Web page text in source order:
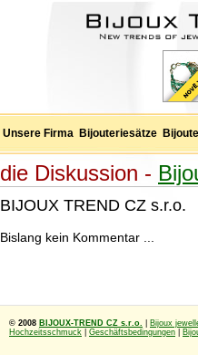
Unsere Firma Bijouteriesätze
die Diskussion -
BIJOUX TREND CZ s.r.o.
Bislang kein Kommentar ...
© 2008 BIJOUX-TREND CZ s.r.o. Bijoux
Hochzeitsschmuck
Geschäftsbedingungen